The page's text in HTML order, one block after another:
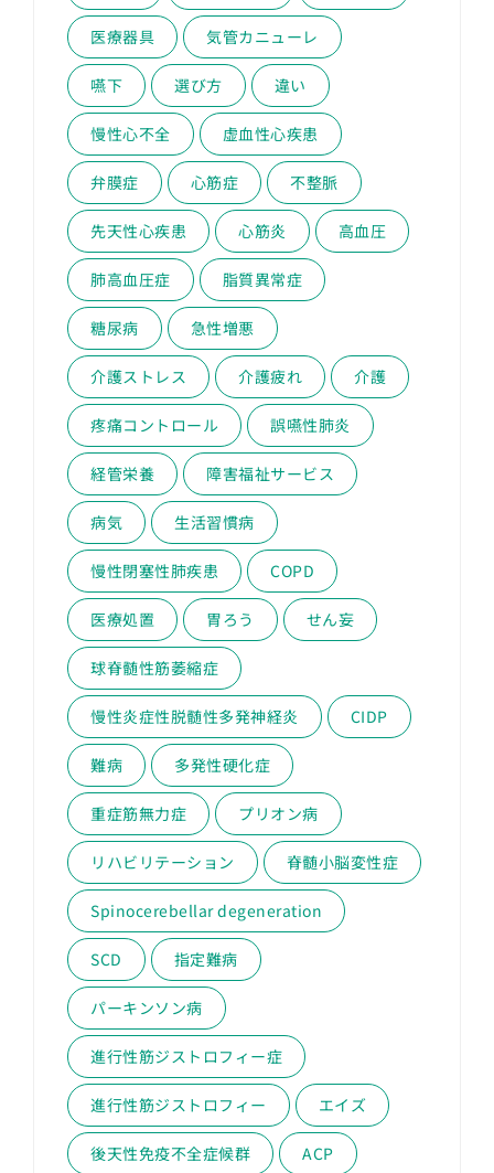
医療器具 気管カニューレ
嚥下 選び方 違い
慢性心不全 虚血性心疾患
弁膜症 心筋症 不整脈
先天性心疾患 心筋炎 高血圧
肺高血圧症 脂質異常症
糖尿病 急性増悪
介護ストレス 介護疲れ 介護
疼痛コントロール 誤嚥性肺炎
経管栄養 障害福祉サービス
病気 生活習慣病
慢性閉塞性肺疾患 COPD
医療処置 胃ろう せん妄
球脊髄性筋萎縮症
慢性炎症性脱髄性多発神経炎 CIDP
難病 多発性硬化症
重症筋無力症 プリオン病
リハビリテーション 脊髄小脳変性症
Spinocerebellar degeneration
SCD 指定難病
パーキンソン病
進行性筋ジストロフィー症
進行性筋ジストロフィー エイズ
後天性免疫不全症候群 ACP